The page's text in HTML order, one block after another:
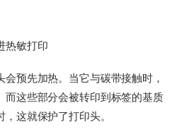
热敏打印
预先加热。当它与碳带接触时，
而这些部分会被转印到标签的基质
这就保护了打印头。